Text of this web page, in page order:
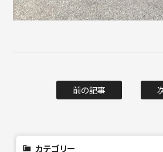
前の記事
カテゴリー